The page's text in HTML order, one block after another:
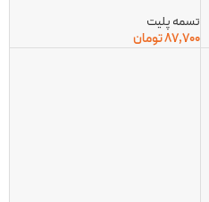
تسمه پلیت
87,700تومان